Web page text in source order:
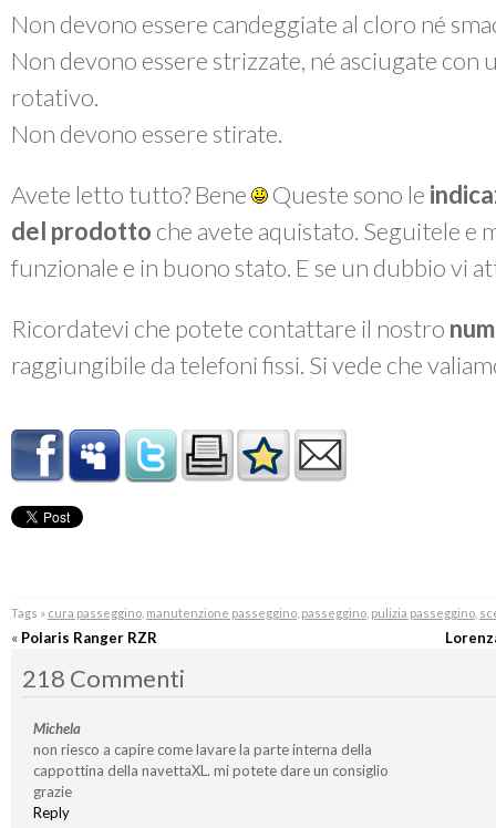
Non devono essere candeggiate al cloro né
Non devono essere strizzate, né asciugate con
rotativo.
Non devono essere stirate.
Avete letto tutto? Bene Queste sono le
del prodotto che avete aquistato. Seguitele
funzionale e in buono stato. E se un dubbio vi
Ricordatevi che potete contattare il nostro
raggiungibile da telefoni fissi. Si vede che
Tags » cura passeggino, manutenzione passeggino, passeggino, pulizia passeggino,
« Polaris Ranger RZR
218 Commenti
Michela
non riesco a capire come lavare la parte interna della
cappottina della navettaXL. mi potete dare un consiglio
grazie
Reply